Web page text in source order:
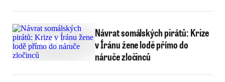
Návrat somálských pirátů: Krize
v Íránu žene lodě přímo do
náruče zločinců